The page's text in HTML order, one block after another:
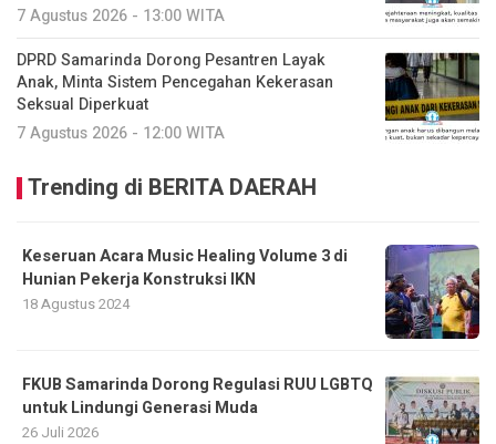
7 Agustus 2026 - 13:00 WITA
DPRD Samarinda Dorong Pesantren Layak
Anak, Minta Sistem Pencegahan Kekerasan
Seksual Diperkuat
7 Agustus 2026 - 12:00 WITA
Trending di BERITA DAERAH
Keseruan Acara Music Healing Volume 3 di
Hunian Pekerja Konstruksi IKN
18 Agustus 2024
FKUB Samarinda Dorong Regulasi RUU LGBTQ
untuk Lindungi Generasi Muda
26 Juli 2026